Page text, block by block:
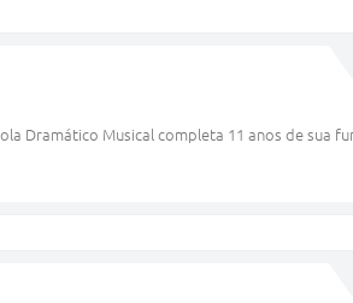
Dramático Musical completa 11 anos de sua